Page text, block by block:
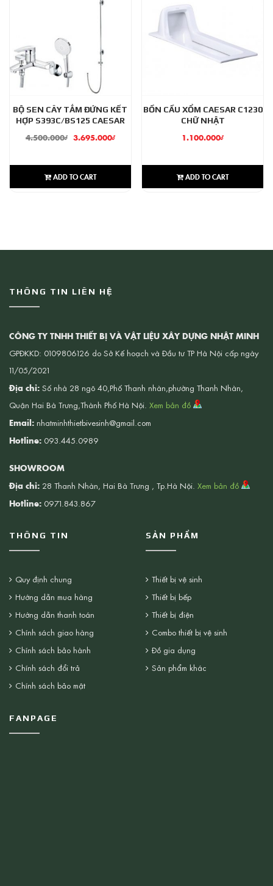
BỘ SEN CÂY TẮM ĐỨNG KẾT
HỢP S393C/BS125 CAESAR
4.500.000₫ 3.695.000₫
ADD TO CART
BỒN CẦU XỔM CAESAR C1230
CHỮ NHẬT
1.100.000₫
ADD TO CART
THÔNG TIN LIÊN HỆ
CÔNG TY TNHH THIẾT BỊ VÀ VẬT LIỆU XÂY DỰNG NHẬT MINH
GPĐKKD: 0109806126 do Sở Kế hoạch và Đầu tư TP Hà Nội cấp ngày
11/05/2021
Địa chỉ: Số nhà 28 ngõ 40,Phố Thanh nhàn,phường Thanh Nhàn,
Quận Hai Bà Trưng,Thành Phố Hà Nội. Xem bản đồ
Email: nhatminhthietbivesinh@gmail.com
Hotline: 093.445.0989
SHOWROOM
Địa chỉ: 28 Thanh Nhàn, Hai Bà Trưng , Tp.Hà Nội. Xem bản đồ
Hotline: 0971.843.867
THÔNG TIN
Quy định chung
Hướng dẫn mua hàng
Hướng dẫn thanh toán
Chính sách giao hàng
Chính sách bảo hành
Chính sách đổi trả
Chính sách bảo mật
SẢN PHẨM
Thiết bị vệ sinh
Thiết bị bếp
Thiết bị điện
Combo thiết bị vệ sinh
Đồ gia dụng
Sản phẩm khác
FANPAGE